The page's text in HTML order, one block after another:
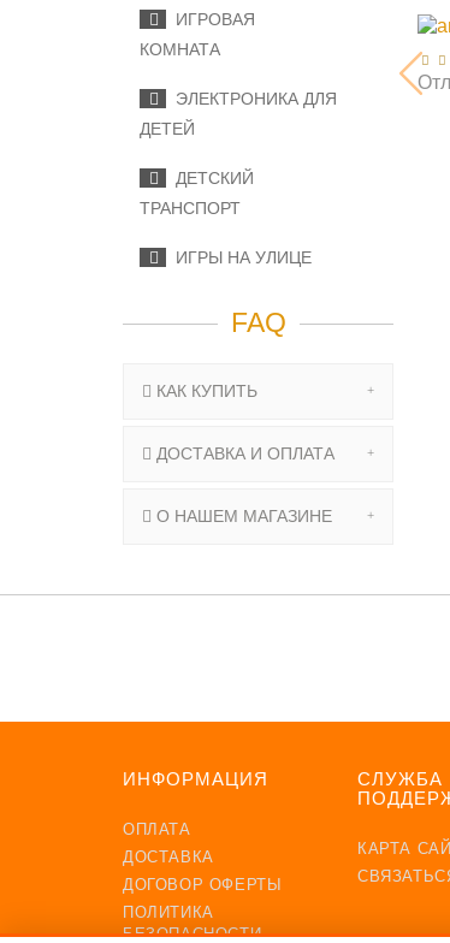
ИГРОВАЯ
КОМНАТА
ЭЛЕКТРОНИКА ДЛЯ
ДЕТЕЙ
ДЕТСКИЙ
ТРАНСПОРТ
ИГРЫ НА УЛИЦЕ
FAQ
КАК КУПИТЬ
ДОСТАВКА И ОПЛАТА
О НАШЕМ МАГАЗИНЕ
ИНФОРМАЦИЯ
ОПЛАТА
ДОСТАВКА
ДОГОВОР ОФЕРТЫ
ПОЛИТИКА
БЕЗОПАСНОСТИ
СЛУЖБА
КАРТА